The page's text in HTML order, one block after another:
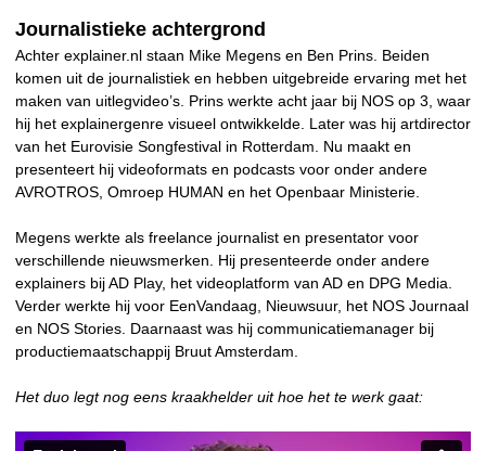
Journalistieke achtergrond
Achter explainer.nl staan Mike Megens en Ben Prins. Beiden
komen uit de journalistiek en hebben uitgebreide ervaring met het
maken van uitlegvideo’s. Prins werkte acht jaar bij NOS op 3, waar
hij het explainergenre visueel ontwikkelde. Later was hij artdirector
van het Eurovisie Songfestival in Rotterdam. Nu maakt en
presenteert hij videoformats en podcasts voor onder andere
AVROTROS, Omroep HUMAN en het Openbaar Ministerie.
Megens werkte als freelance journalist en presentator voor
verschillende nieuwsmerken. Hij presenteerde onder andere
explainers bij AD Play, het videoplatform van AD en DPG Media.
Verder werkte hij voor EenVandaag, Nieuwsuur, het NOS Journaal
en NOS Stories. Daarnaast was hij communicatiemanager bij
productiemaatschappij Bruut Amsterdam.
Het duo legt nog eens kraakhelder uit hoe het te werk gaat: